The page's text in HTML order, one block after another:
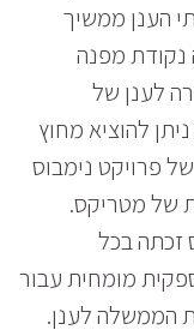
הענן ממשיך
נקודת מפנה
לענן של
להוציא מחוץ
פרויקט נימבוס
של מטריקס.
זכתה בכל
מומחית עבור
הממשלה לענן.